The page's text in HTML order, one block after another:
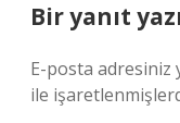
Bir yanıt
E-posta adresiniz
ile